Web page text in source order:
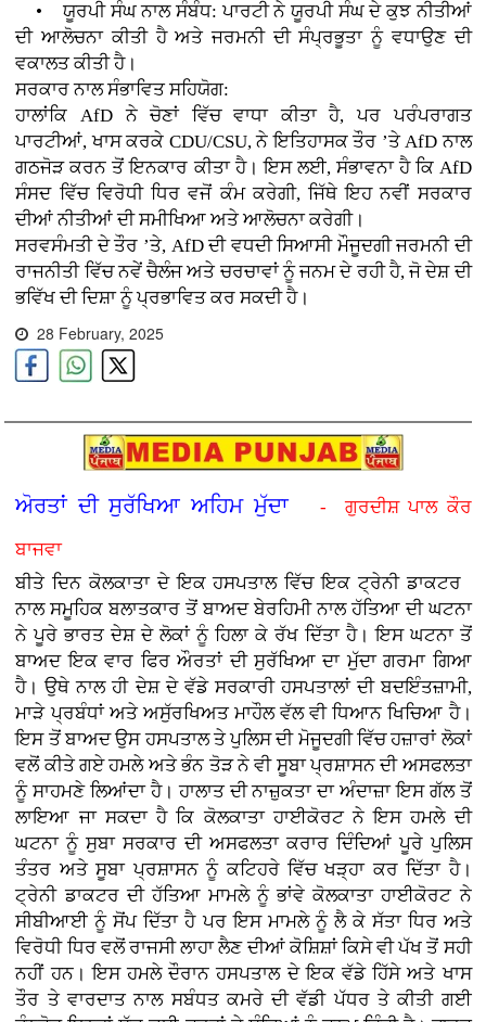
• ਯੂਰਪੀ ਸੰਘ ਨਾਲ ਸੰਬੰਧ: ਪਾਰਟੀ ਨੇ ਯੂਰਪੀ ਸੰਘ ਦੇ ਕੁਝ ਨੀਤੀਆਂ
ਦੀ ਆਲੋਚਨਾ ਕੀਤੀ ਹੈ ਅਤੇ ਜਰਮਨੀ ਦੀ ਸੰਪ੍ਰਭੂਤਾ ਨੂੰ ਵਧਾਉਣ ਦੀ
ਵਕਾਲਤ ਕੀਤੀ ਹੈ।
ਸਰਕਾਰ ਨਾਲ ਸੰਭਾਵਿਤ ਸਹਿਯੋਗ:
ਹਾਲਾਂਕਿ AfD ਨੇ ਚੋਣਾਂ ਵਿੱਚ ਵਾਧਾ ਕੀਤਾ ਹੈ, ਪਰ ਪਰੰਪਰਾਗਤ
ਪਾਰਟੀਆਂ, ਖਾਸ ਕਰਕੇ CDU/CSU, ਨੇ ਇਤਿਹਾਸਕ ਤੌਰ ’ਤੇ AfD ਨਾਲ
ਗਠਜੋੜ ਕਰਨ ਤੋਂ ਇਨਕਾਰ ਕੀਤਾ ਹੈ। ਇਸ ਲਈ, ਸੰਭਾਵਨਾ ਹੈ ਕਿ AfD
ਸੰਸਦ ਵਿੱਚ ਵਿਰੋਧੀ ਧਿਰ ਵਜੋਂ ਕੰਮ ਕਰੇਗੀ, ਜਿੱਥੇ ਇਹ ਨਵੀਂ ਸਰਕਾਰ
ਦੀਆਂ ਨੀਤੀਆਂ ਦੀ ਸਮੀਖਿਆ ਅਤੇ ਆਲੋਚਨਾ ਕਰੇਗੀ।
ਸਰਵਸੰਮਤੀ ਦੇ ਤੌਰ ’ਤੇ, AfD ਦੀ ਵਧਦੀ ਸਿਆਸੀ ਮੌਜੂਦਗੀ ਜਰਮਨੀ ਦੀ
ਰਾਜਨੀਤੀ ਵਿੱਚ ਨਵੇਂ ਚੈਲੰਜ ਅਤੇ ਚਰਚਾਵਾਂ ਨੂੰ ਜਨਮ ਦੇ ਰਹੀ ਹੈ, ਜੋ ਦੇਸ਼ ਦੀ
ਭਵਿੱਖ ਦੀ ਦਿਸ਼ਾ ਨੂੰ ਪ੍ਰਭਾਵਿਤ ਕਰ ਸਕਦੀ ਹੈ।
28 February, 2025
ਅੋਰਤਾਂ ਦੀ ਸੁਰੱਖਿਆ ਅਹਿਮ ਮੁੱਦਾ - ਗੁਰਦੀਸ਼ ਪਾਲ ਕੌਰ
ਬਾਜਵਾ
ਬੀਤੇ ਦਿਨ ਕੋਲਕਾਤਾ ਦੇ ਇਕ ਹਸਪਤਾਲ ਵਿੱਚ ਇਕ ਟ੍ਰੇਨੀ ਡਾਕਟਰ
ਨਾਲ ਸਮੂਹਿਕ ਬਲਾਤਕਾਰ ਤੋਂ ਬਾਅਦ ਬੇਰਹਿਮੀ ਨਾਲ ਹੱਤਿਆ ਦੀ ਘਟਨਾ
ਨੇ ਪੂਰੇ ਭਾਰਤ ਦੇਸ਼ ਦੇ ਲੋਕਾਂ ਨੂੰ ਹਿਲਾ ਕੇ ਰੱਖ ਦਿੱਤਾ ਹੈ। ਇਸ ਘਟਨਾ ਤੋਂ
ਬਾਅਦ ਇਕ ਵਾਰ ਫਿਰ ਔਰਤਾਂ ਦੀ ਸੁਰੱਖਿਆ ਦਾ ਮੁੱਦਾ ਗਰਮਾ ਗਿਆ
ਹੈ। ਉਥੇ ਨਾਲ ਹੀ ਦੇਸ਼ ਦੇ ਵੱਡੇ ਸਰਕਾਰੀ ਹਸਪਤਾਲਾਂ ਦੀ ਬਦਇੰਤਜ਼ਾਮੀ,
ਮਾੜੇ ਪ੍ਰਬੰਧਾਂ ਅਤੇ ਅਸੁੱਰਖਿਅਤ ਮਾਹੌਲ ਵੱਲ ਵੀ ਧਿਆਨ ਖਿਚਿਆ ਹੈ।
ਇਸ ਤੋਂ ਬਾਅਦ ਉਸ ਹਸਪਤਾਲ ਤੇ ਪੁਲਿਸ ਦੀ ਮੋਜੂਦਗੀ ਵਿੱਚ ਹਜ਼ਾਰਾਂ ਲੋਕਾਂ
ਵਲੋਂ ਕੀਤੇ ਗਏ ਹਮਲੇ ਅਤੇ ਭੰਨ ਤੋੜ ਨੇ ਵੀ ਸੂਬਾ ਪ੍ਰਸ਼ਾਸਨ ਦੀ ਅਸਫਲਤਾ
ਨੂੰ ਸਾਹਮਣੇ ਲਿਆਂਦਾ ਹੈ। ਹਾਲਾਤ ਦੀ ਨਾਜ਼ੁਕਤਾ ਦਾ ਅੰਦਾਜ਼ਾ ਇਸ ਗੱਲ ਤੋਂ
ਲਾਇਆ ਜਾ ਸਕਦਾ ਹੈ ਕਿ ਕੋਲਕਾਤਾ ਹਾਈਕੋਰਟ ਨੇ ਇਸ ਹਮਲੇ ਦੀ
ਘਟਨਾ ਨੂੰ ਸੁਬਾ ਸਰਕਾਰ ਦੀ ਅਸਫਲਤਾ ਕਰਾਰ ਦਿੰਦਿਆਂ ਪੂਰੇ ਪੁਲਿਸ
ਤੰਤਰ ਅਤੇ ਸੂਬਾ ਪ੍ਰਸ਼ਾਸਨ ਨੂੰ ਕਟਿਹਰੇ ਵਿੱਚ ਖੜ੍ਹਾ ਕਰ ਦਿੱਤਾ ਹੈ।
ਟ੍ਰੇਨੀ ਡਾਕਟਰ ਦੀ ਹੱਤਿਆ ਮਾਮਲੇ ਨੂੰ ਭਾਂਵੇ ਕੋਲਕਾਤਾ ਹਾਈਕੋਰਟ ਨੇ
ਸੀਬੀਆਈ ਨੂੰ ਸੋਂਪ ਦਿੱਤਾ ਹੈ ਪਰ ਇਸ ਮਾਮਲੇ ਨੂੰ ਲੈ ਕੇ ਸੱਤਾ ਧਿਰ ਅਤੇ
ਵਿਰੋਧੀ ਧਿਰ ਵਲੋਂ ਰਾਜਸੀ ਲਾਹਾ ਲੈਣ ਦੀਆਂ ਕੋਸ਼ਿਸ਼ਾਂ ਕਿਸੇ ਵੀ ਪੱਖ ਤੋਂ ਸਹੀ
ਨਹੀਂ ਹਨ। ਇਸ ਹਮਲੇ ਦੌਰਾਨ ਹਸਪਤਾਲ ਦੇ ਇਕ ਵੱਡੇ ਹਿੱਸੇ ਅਤੇ ਖਾਸ
ਤੌਰ ਤੇ ਵਾਰਦਾਤ ਨਾਲ ਸਬੰਧਤ ਕਮਰੇ ਦੀ ਵੱਡੀ ਪੱਧਰ ਤੇ ਕੀਤੀ ਗਈ